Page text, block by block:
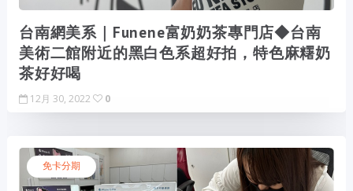
台南網美系｜Funene富奶奶茶專門店◆台南
美術二館附近的黑白色系超好拍，特色麻糬奶
茶好好喝
12月 30, 2022 0
免卡分期